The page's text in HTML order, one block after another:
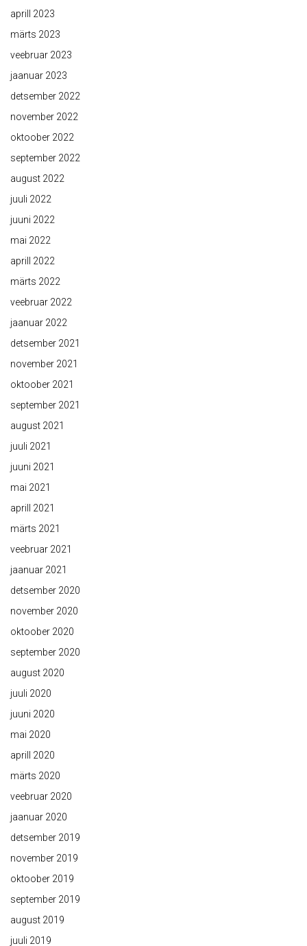
aprill 2023
märts 2023
veebruar 2023
jaanuar 2023
detsember 2022
november 2022
oktoober 2022
september 2022
august 2022
juuli 2022
juuni 2022
mai 2022
aprill 2022
märts 2022
veebruar 2022
jaanuar 2022
detsember 2021
november 2021
oktoober 2021
september 2021
august 2021
juuli 2021
juuni 2021
mai 2021
aprill 2021
märts 2021
veebruar 2021
jaanuar 2021
detsember 2020
november 2020
oktoober 2020
september 2020
august 2020
juuli 2020
juuni 2020
mai 2020
aprill 2020
märts 2020
veebruar 2020
jaanuar 2020
detsember 2019
november 2019
oktoober 2019
september 2019
august 2019
juuli 2019